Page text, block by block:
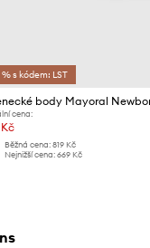
s kódem: LST
cena:
Běžná cena: 819 Kč
Nejnižší cena: 669 Kč